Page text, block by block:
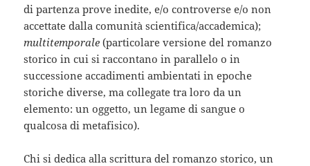
di partenza prove inedite, e/o controverse e/o non
accettate dalla comunità scientifica/accademica);
multitemporale(particolare versione del romanzo
storico in cui si raccontano in parallelo o in
successione accadimenti ambientati in epoche
storiche diverse, ma collegate tra loro da un
elemento: un oggetto, un legame di sangue o
qualcosa di metafisico).
Chi si dedica alla scrittura del romanzo storico, un